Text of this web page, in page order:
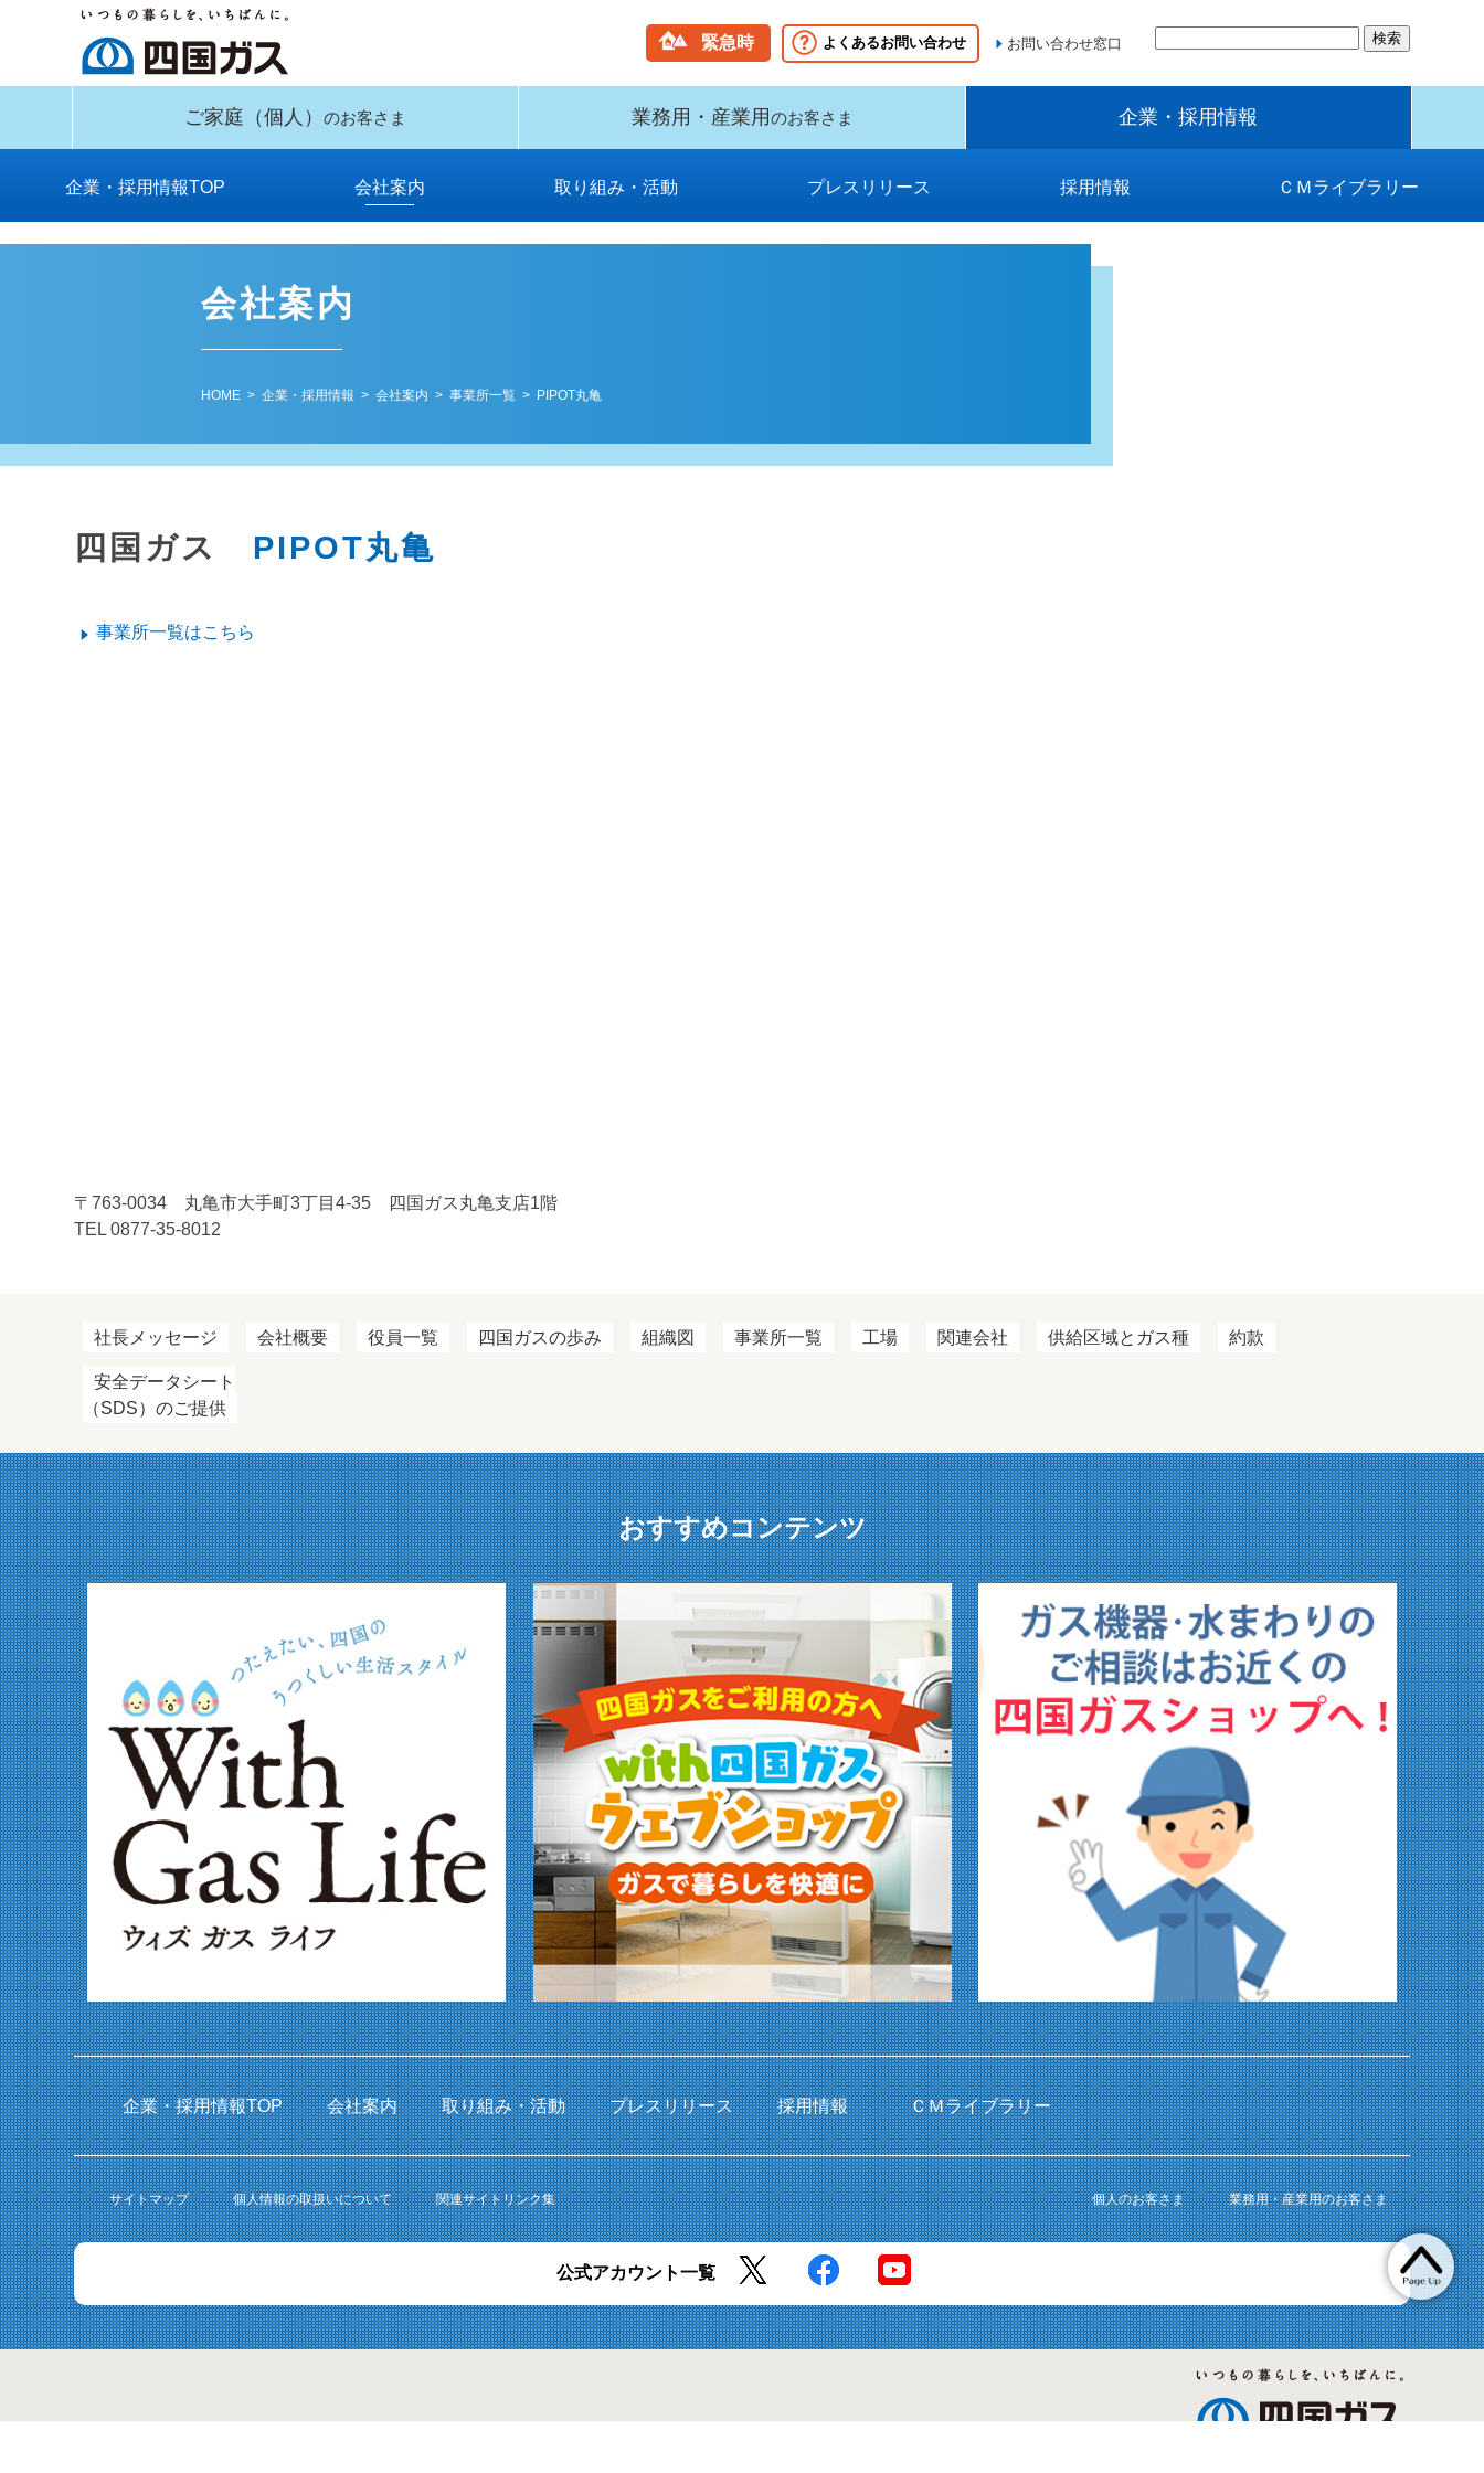
緊急時 よくあるお問い合わせ お問い合わせ窓口
ご家庭 （個人）のお客さま 業務用・産業用のお客さま 企業・採用情報
企業・採用情報TOP 会社案内
社長メッセージ
会社概要
役員一覧
四国ガスの歩み
組織図
事業所一覧
工場
関連会社
供給区域とガス種
約款
安全データシート
取り組み・活動
グループビジョン・中期経営計
環境への取り組み
保安に関する取り組み
消費者志向自主宣言
国民保護業務計画（PDF）
新型インフルエンザ等対策に関
供給計画
プレスリリース
2026年
2025年
2024年
2023年
2022年
2021年
2020年
2019年
2018年
2017年
2016年
2015年
2014年
2013年
2012年
2011年
2010年
2009年以前
採用情報 ＣＭライブラリー
会社案内
HOME> 企業・採用情報 > 会社案内 > 事業所一覧> PIPOT丸亀
四国ガス PIPOT丸亀
事業所一覧はこちら
〒763-0034 丸亀市大手町3丁目4-35 四国ガス丸亀支店1階
TEL 0877-35-8012
社長メッセージ 会社概要 役員一覧 四国ガスの歩み 組織図 事業所一覧 工場 関連会社 供給区域とガス種 約款
安全データシート
（SDS）のご提供
おすすめコンテンツ
企業・採用情報TOP 会社案内 取り組み・活動 プレスリリース 採用情報 ＣＭライブラリー
サイトマップ 個人情報の取扱いについて 関連サイトリンク集 個人のお客さま 業務用・産業用のお客さま
公式アカウント一覧